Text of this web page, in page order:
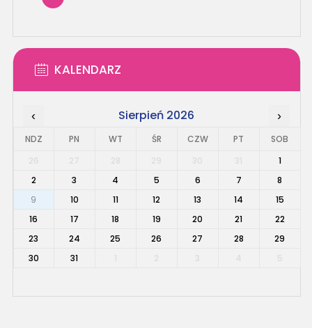
KALENDARZ
‹ Sierpień 2026 ›
NDZ PN WT ŚR CZW PT
SOB
1
2
3 4 5 6 7
8
9
10 11 12 13 14
15
16
17 18 19 20 21
22
23
24 25 26 27 28
29
30
31